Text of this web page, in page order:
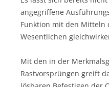
angegriffene
Funktion mit den Mitteln
Wesentlichen
Mit den in der
Rastvorsprüngen greift